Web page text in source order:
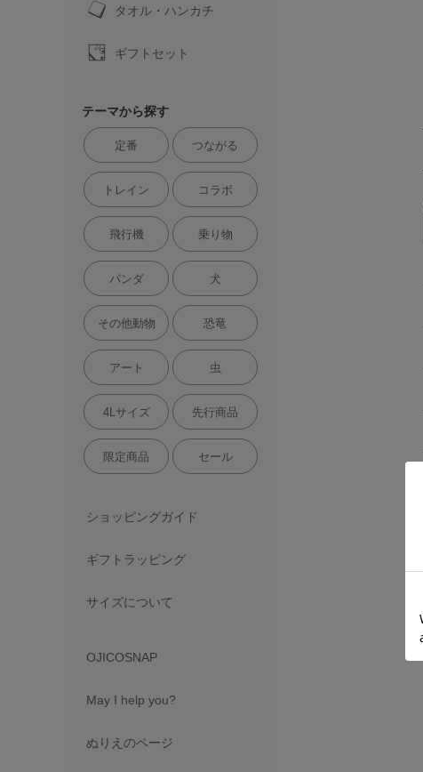
タオル・ハンカチ
ギフトセット
テーマから探す
定番 つながる
トレイン コラボ
飛行機 乗り物
パンダ 犬
その他動物 恐竜
アート 虫
4Lサイズ 先行商品
限定商品 セール
ショッピングガイド
ギフトラッピング
サイズについて
OJICOSNAP
May I help you?
ぬりえのページ